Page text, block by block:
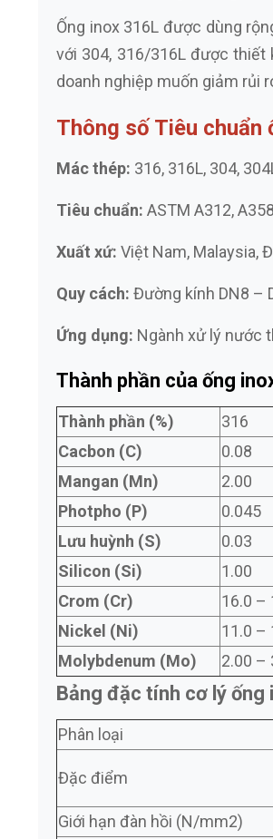
Ống inox 316L được dùng
với 304, 316/316L được
doanh nghiệp muốn giảm rủi
Thông số Tiêu chuẩn
Mác thép: 316, 316L, 304,
Tiêu chuẩn: ASTM A312,
Xuất xứ: Việt Nam, Malaysia,
Quy cách: Đường kính DN8 –
Ứng dụng: Ngành xử lý nước
Thành phần của ống
Thành phần (%) 316
Cacbon (C)
0.08
Mangan (Mn)
2.00
Photpho (P)
0.045
Lưu huỳnh (S)
0.03
Silicon (Si)
1.00
Crom (Cr)
16.0 –
Nickel (Ni)
11.0 –
Molybdenum (Mo)
2.00 –
Bảng đặc tính cơ lý ống
Phân loại
Đặc điểm
Giới hạn đàn hồi (N/mm2)